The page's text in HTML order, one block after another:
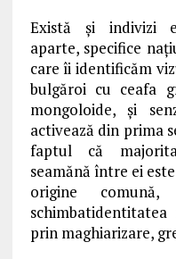
Există și indivizi
aparte, specifice
care îi identificăm
bulgăroi cu ceafa
mongoloide, și
activează din prima
faptul că
seamănă între ei
origine
prin maghiarizare,